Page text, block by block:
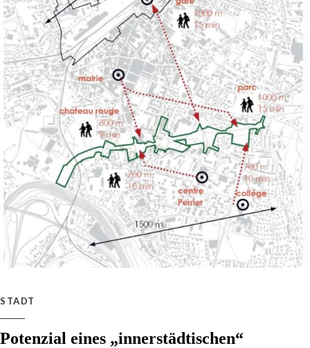
STADT
Potenzial eines „innerstädtischen“